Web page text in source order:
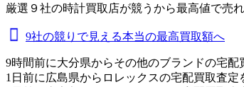
厳選９社の時計買取店が競うから最高値で売
9社の競りで見える本当の最高買取額へ
9時間前に大分県からその他のブランドの宅配
1日前に広島県からロレックスの宅配買取査定